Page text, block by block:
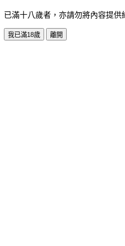
已滿十八歲者，亦請勿將內容提供
我已滿18歲 離開